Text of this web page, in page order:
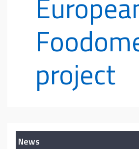
project
News